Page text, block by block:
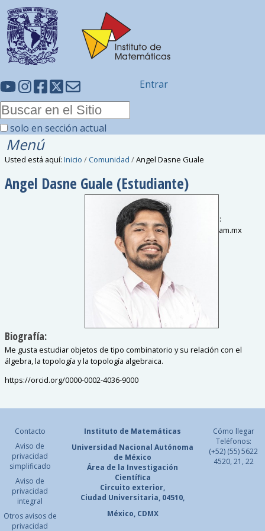
solo en sección actual
Entrar
Menú
Usted está aquí: Inicio / Comunidad /Angel Dasne Guale
Angel Dasne Guale (Estudiante)
Correo electrónico :
angelguale
im.unam.mx
Sede
Intereses de
investigación:
Biografía:
Me gusta estudiar objetos de tipo combinatorio y su relación con el
álgebra, la topología y la topología algebraica.
https://orcid.org/0000-0002-4036-9000
Contacto
Aviso de
privacidad
simplificado
Aviso de
privacidad
integral
Otros avisos de
privacidad
Instituto de Matemáticas
Universidad Nacional Autónoma
de México
Área de la Investigación
Científica
Circuito exterior,
Ciudad Universitaria, 04510,
México, CDMX
Cómo llegar
Teléfonos:
(+52) (55) 5622
4520, 21, 22